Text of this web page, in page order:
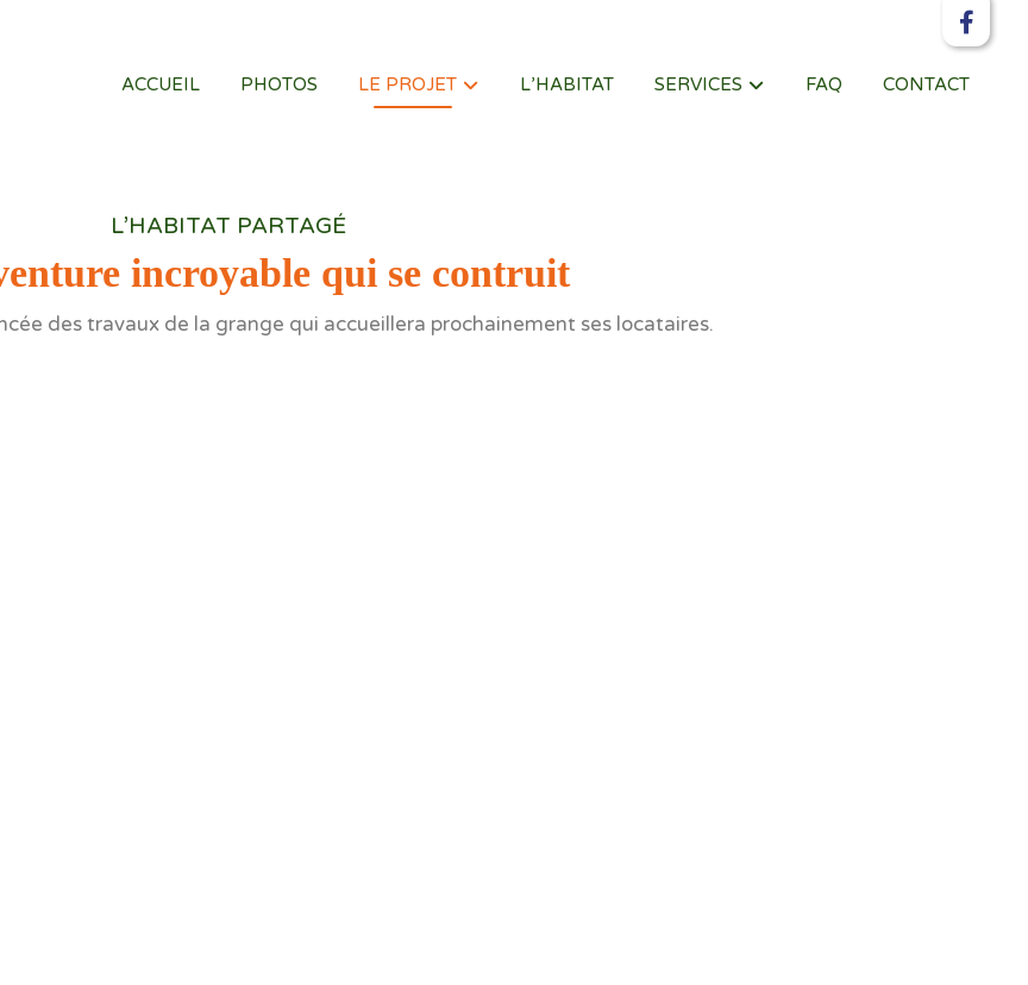
ACCUEIL PHOTOS LE PROJET L’HABITAT SERVICES FAQ CONTACT
L’HABITAT PARTAGÉ
incroyable qui se contruit
des travaux de la grange qui accueillera prochainement ses locataires.